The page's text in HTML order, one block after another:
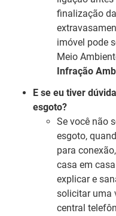
finalização
imóvel pode
Meio
Infração
E se eu tiver
esgoto?
Se você não
esgoto,
para
casa em
explicar e
solicitar uma
central